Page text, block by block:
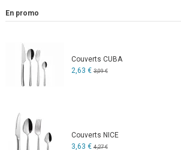
En promo
Couverts CUBA
2,63 € 3,09 €
Couverts NICE
3,63 € 4,27 €